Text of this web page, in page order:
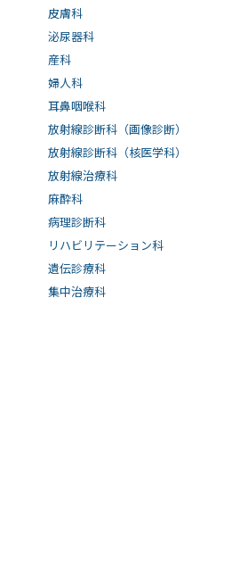
皮膚科
泌尿器科
産科
婦人科
耳鼻咽喉科
放射線診断科（画像診断）
放射線診断科（核医学科）
放射線治療科
麻酔科
病理診断科
リハビリテーション科
遺伝診療科
集中治療科